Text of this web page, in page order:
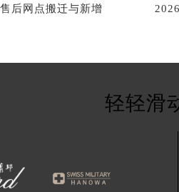
区市府路与渤海大街交叉口萧
门外大街甲6号华熙国际中心D
秀区朝阳北大街北国先天下萧邦
头市青山区幸福路甲3号王府井百
峰市红山区哈达街萧邦售后服务中
后网点搬迁与新增
轻轻滑